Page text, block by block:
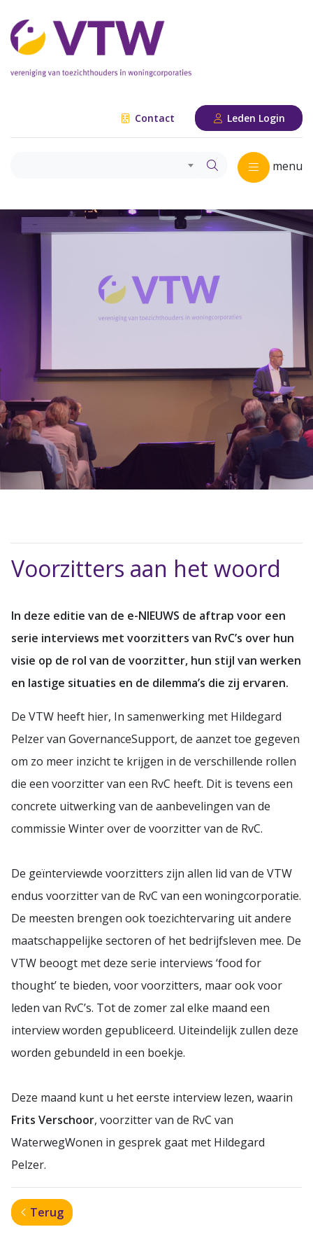
Contact Leden Login
menu
Voorzitters aan het woord
In deze editie van de e-NIEUWS de aftrap voor een
serie interviews met voorzitters van RvC’s over hun
visie op de rol van de voorzitter, hun stijl van werken
en lastige situaties en de dilemma’s die zij ervaren.
De VTW heeft hier, In samenwerking met Hildegard
Pelzer van GovernanceSupport, de aanzet toe gegeven
om zo meer inzicht te krijgen in de verschillende rollen
die een voorzitter van een RvC heeft. Dit is tevens een
concrete uitwerking van de aanbevelingen van de
commissie Winter over de voorzitter van de RvC.
De geïnterviewde voorzitters zijn allen lid van de VTW
endus voorzitter van de RvC van een woningcorporatie.
De meesten brengen ook toezichtervaring uit andere
maatschappelijke sectoren of het bedrijfsleven mee. De
VTW beoogt met deze serie interviews ‘food for
thought’ te bieden, voor voorzitters, maar ook voor
leden van RvC’s. Tot de zomer zal elke maand een
interview worden gepubliceerd. Uiteindelijk zullen deze
worden gebundeld in een boekje.
Deze maand kunt u het eerste interview lezen, waarin
Frits Verschoor, voorzitter van de RvC van
WaterwegWonen in gesprek gaat met Hildegard
Pelzer.
Terug